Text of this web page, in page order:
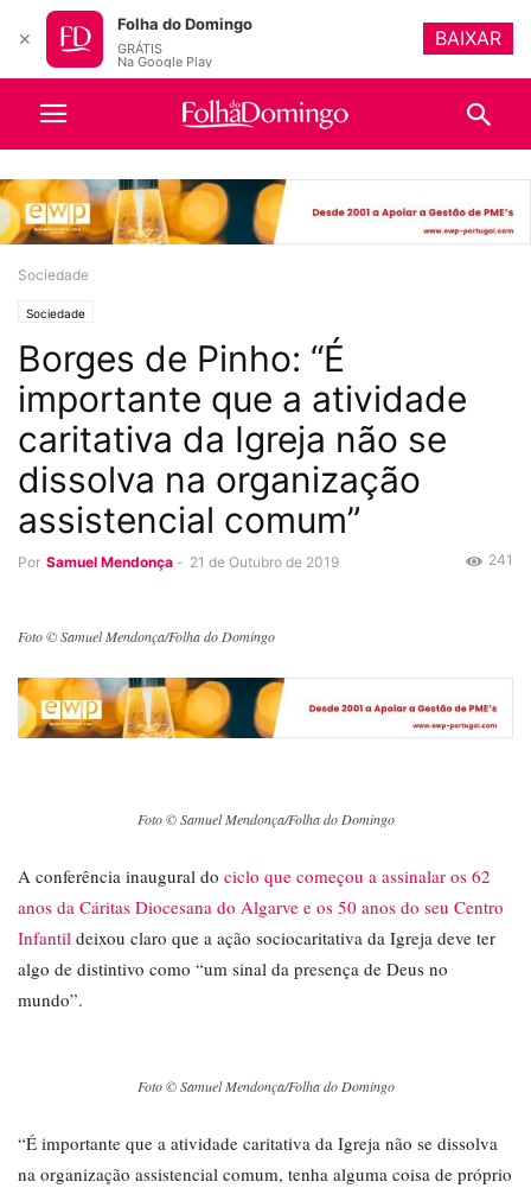
Sociedade
Sociedade
Borges de Pinho: “É
importante que a atividade
caritativa da Igreja não se
dissolva na organização
assistencial comum”
Por Samuel Mendonça - 21 de Outubro de 2019 241
Foto © Samuel Mendonça/Folha do Domingo
Foto © Samuel Mendonça/Folha do Domingo
A conferência inaugural do ciclo que começou a assinalar os 62
anos da Cáritas Diocesana do Algarve e os 50 anos do seu Centro
Infantil deixou claro que a ação sociocaritativa da Igreja deve ter
algo de distintivo como “um sinal da presença de Deus no
mundo”.
Foto © Samuel Mendonça/Folha do Domingo
“É importante que a atividade caritativa da Igreja não se dissolva
na organização assistencial comum, tenha alguma coisa de próprio
✕
Folha do Domingo
GRÁTIS
Na Google Play
BAIXAR